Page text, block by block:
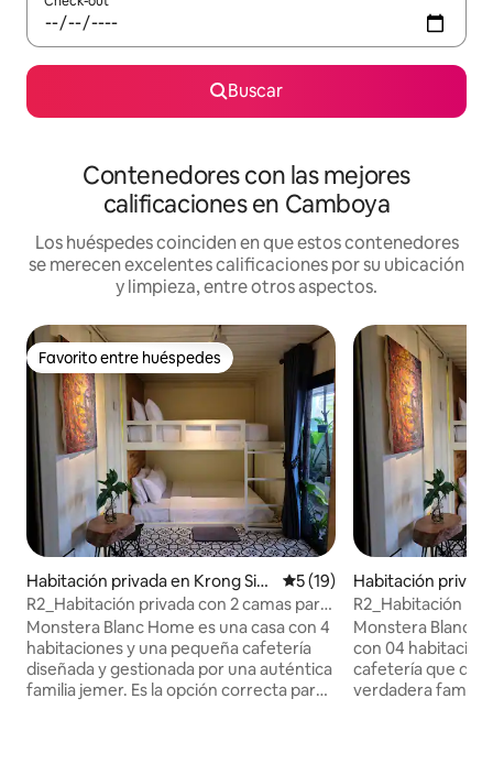
Buscar
Contenedores con las mejores
calificaciones en Camboya
Los huéspedes coinciden en que estos contenedores
se merecen excelentes calificaciones por su ubicación
y limpieza, entre otros aspectos.
Favorito entre huéspedes
Favorito entre huéspedes
Habitación privada en Krong Sie
m Reap
Calificación promedio: 5 de
5 (19)
R2_Habitación privada con 2 camas para
2 personas, baño anexo
Monstera Blanc Home es una casa con 4
habitaciones y una pequeña cafetería
diseñada y gestionada por una auténtica
familia jemer. Es la opción correcta para
Habitación
R2_Habitación
cama para 2
Monstera Blanc
con 04
cafetería que
verdadera familia